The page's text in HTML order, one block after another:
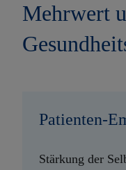
Mehrwert
Patienten-
Stärkung der